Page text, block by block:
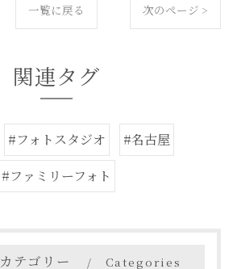
一覧に戻る 次のページ >
関連タグ
#フォトスタジオ
#名古屋
#ファミリーフォト
カテゴリー Categories